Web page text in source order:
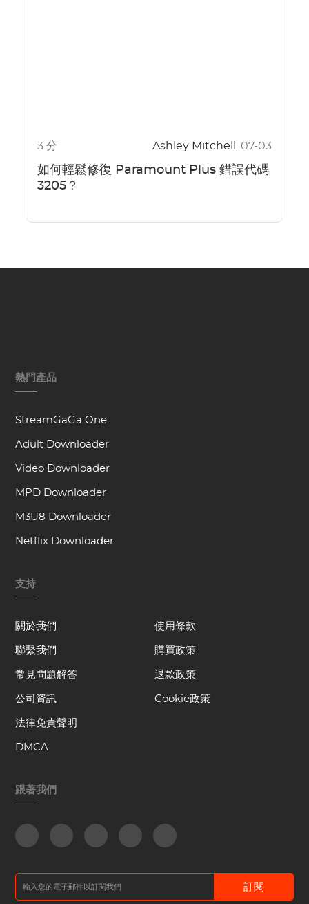
3 分 Ashley Mitchell 07-03
如何輕鬆修復 Paramount Plus 錯誤代碼
3205？
熱門產品
StreamGaGa One
Adult Downloader
Video Downloader
MPD Downloader
M3U8 Downloader
Netflix Downloader
支持
關於我們
聯繫我們
常見問題解答
公司資訊
法律免責聲明
DMCA
使用條款
購買政策
退款政策
Cookie政策
跟著我們
訂閱